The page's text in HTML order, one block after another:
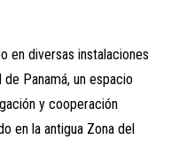
en diversas instalaciones
de Panamá, un espacio
y cooperación
en la antigua Zona del